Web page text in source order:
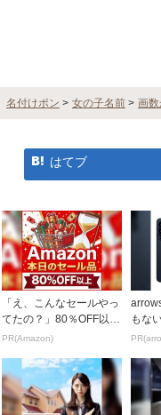
名付けポン > 女の子名前 > 画
はてブ
「え、こんなセールやっ
てたの？」80％OFF以上
が続々登場！Amazonの
PR(Amazon)
もな